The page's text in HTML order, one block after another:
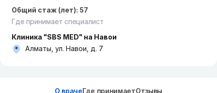
Общий стаж (лет): 57
Где принимает специалист
Клиника "SBS MED" на Навои
Алматы, ул. Навои, д. 7
О врачеГде принимаетОтзывы